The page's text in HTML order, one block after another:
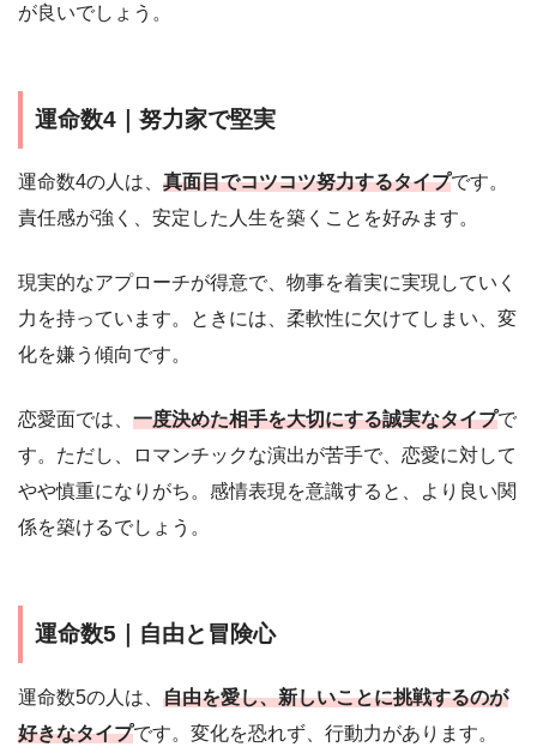
が良いでしょう。
運命数4｜努力家で堅実
運命数4の人は、 真面目でコツコツ努力するタイプです。
責任感が強く、安定した人生を築くことを好みます。
現実的なアプローチが得意で、物事を着実に実現していく
力を持っています。ときには、柔軟性に欠けてしまい、変
化を嫌う傾向です。
恋愛面では、 一度決めた相手を大切にする誠実なタイプで
す。ただし、ロマンチックな演出が苦手で、恋愛に対して
やや慎重になりがち。感情表現を意識すると、より良い関
係を築けるでしょう。
運命数5｜自由と冒険心
運命数5の人は、 自由を愛し、新しいことに挑戦するのが
好きなタイプです。変化を恐れず、行動力があります。